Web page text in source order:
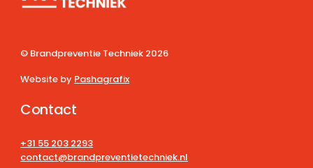
© Brandpreventie Techniek 2026
Website by Pashagrafix
Contact
+31 55 203 2293
contact@brandpreventietechniek.nl